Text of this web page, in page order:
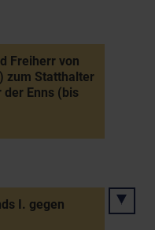
Freiherr von
zum Statthalter
der Enns (bis
I. gegen